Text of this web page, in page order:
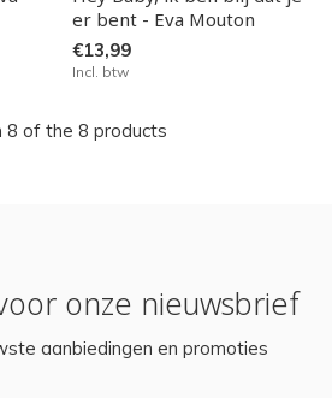
er bent - Eva Mouton
€13,99
Incl. btw
8 of the 8 products
onze nieuwsbrief
aanbiedingen en promoties